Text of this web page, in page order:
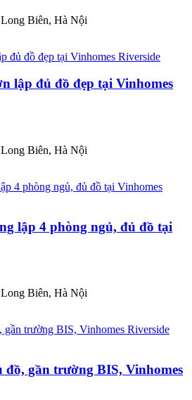
Biên, Hà Nội
lập đủ đồ đẹp tại Vinhomes
Biên, Hà Nội
lập 4 phòng ngủ, đủ đồ tại
Biên, Hà Nội
đồ, gần trường BIS, Vinhomes